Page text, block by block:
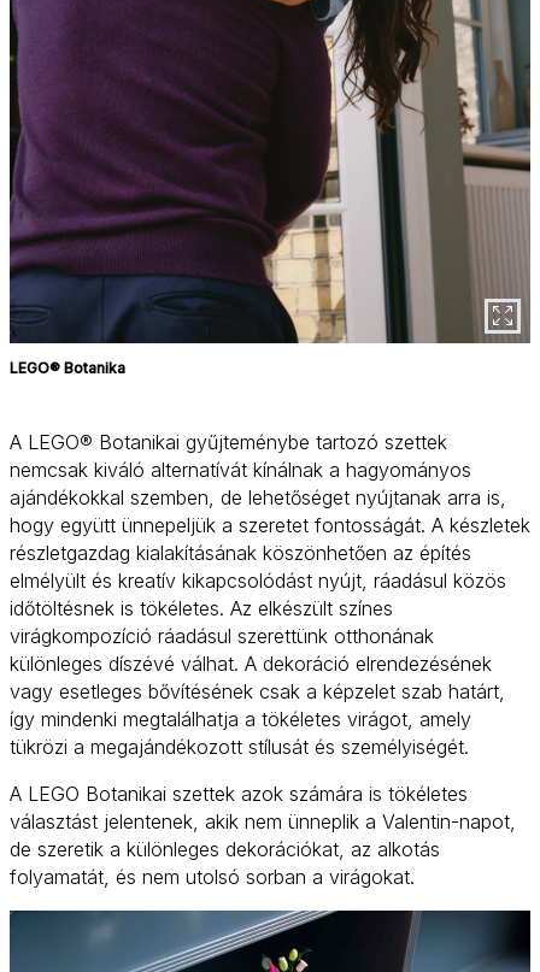
LEGO® Botanika
A LEGO® Botanikai gyűjteménybe tartozó szettek
nemcsak kiváló alternatívát kínálnak a hagyományos
ajándékokkal szemben, de lehetőséget nyújtanak arra is,
hogy együtt ünnepeljük a szeretet fontosságát. A készletek
részletgazdag kialakításának köszönhetően az építés
elmélyült és kreatív kikapcsolódást nyújt, ráadásul közös
időtöltésnek is tökéletes. Az elkészült színes
virágkompozíció ráadásul szerettünk otthonának
különleges díszévé válhat. A dekoráció elrendezésének
vagy esetleges bővítésének csak a képzelet szab határt,
így mindenki megtalálhatja a tökéletes virágot, amely
tükrözi a megajándékozott stílusát és személyiségét.
A LEGO Botanikai szettek azok számára is tökéletes
választást jelentenek, akik nem ünneplik a Valentin-napot,
de szeretik a különleges dekorációkat, az alkotás
folyamatát, és nem utolsó sorban a virágokat.